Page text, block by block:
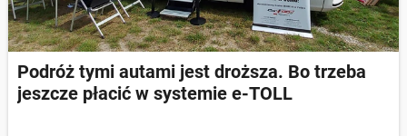
Podróż tymi autami jest droższa. Bo trzeba
jeszcze płacić w systemie e-TOLL